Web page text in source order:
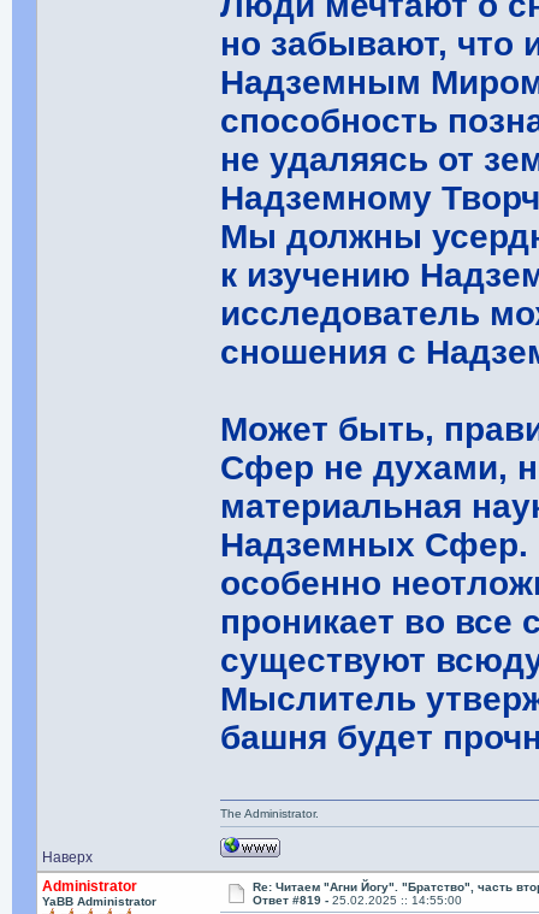
но забывают, что
Надземным
способность
не удаляясь от
Надземному
Мы должны
к изучению
исследователь
сношения с
Может быть,
Сфер не духами,
материальная
Надземных Сфер.
особенно
проникает во
существуют
Мыслитель
башня будет
Наверх
The Administrator.
Administrator
YaBB Administrator
Re: Читаем "Агни Йогу". "Братство", часть
Ответ #819 -25.02.2025 :: 14:55:00